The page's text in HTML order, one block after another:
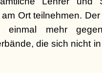
Ort teilnehmen.
einmal mehr
die sich nicht